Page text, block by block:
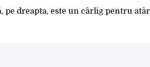
pe dreapta, este un cârlig pentru